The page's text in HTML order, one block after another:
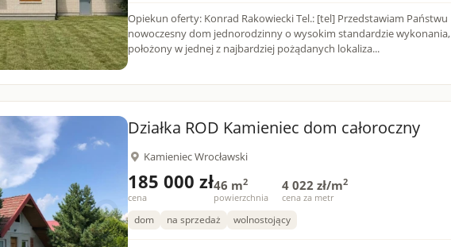
Opiekun oferty: Konrad Rakowiecki Tel.: [tel] Przedstawiam Państwu
nowoczesny dom jednorodzinny o wysokim standardzie wykonania,
położony w jednej z najbardziej pożądanych lokaliza...
Działka ROD Kamieniec dom całoroczny
Kamieniec Wrocławski
185 000 zł
cena
46 m2
powierzchnia
4 022 zł/m2
cena za metr
dom na sprzedaż wolnostojący